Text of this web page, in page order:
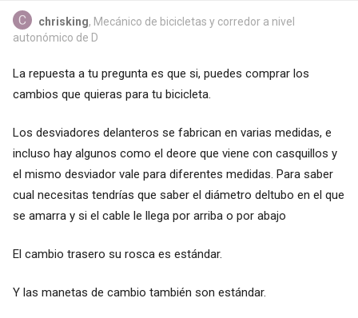
chrisking, Mecánico de bicicletas y corredor a nivel
autonómico de D
La repuesta a tu pregunta es que si, puedes comprar los
cambios que quieras para tu bicicleta.
Los desviadores delanteros se fabrican en varias medidas, e
incluso hay algunos como el deore que viene con casquillos y
el mismo desviador vale para diferentes medidas. Para saber
cual necesitas tendrías que saber el diámetro deltubo en el que
se amarra y si el cable le llega por arriba o por abajo
El cambio trasero su rosca es estándar.
Y las manetas de cambio también son estándar.